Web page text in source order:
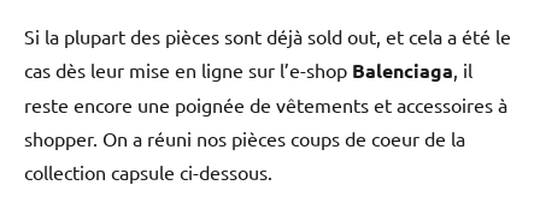
Si la plupart des pièces sont déjà sold out, et cela a été le
cas dès leur mise en ligne sur l’e-shop Balenciaga, il
reste encore une poignée de vêtements et accessoires à
shopper. On a réuni nos pièces coups de coeur de la
collection capsule ci-dessous.